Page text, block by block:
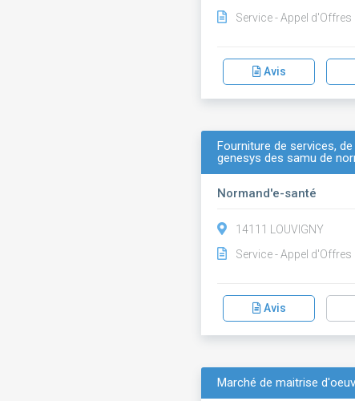
Service - Appel d'Offres
Avis
Fourniture de services,
genesys des samu de
Normand'e-santé
14111 LOUVIGNY
Service - Appel d'Offres
Avis
Marché de maitrise